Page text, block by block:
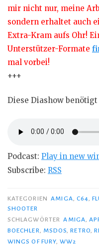
mir nicht nur, meine
sondern erhaltet auch
Extra-Kram aufs Ohr!
Unterstützer-Formate
mal vorbei!
+++
Diese Diashow benötigt
Podcast: Play in new
Subscribe: RSS
KATEGORIEN AMIGA, C64,
SHOOTER
SCHLAGWÖRTER AMIGA,
BOECHLER, MSDOS,RETRO,
WINGS OF FURY,WW2